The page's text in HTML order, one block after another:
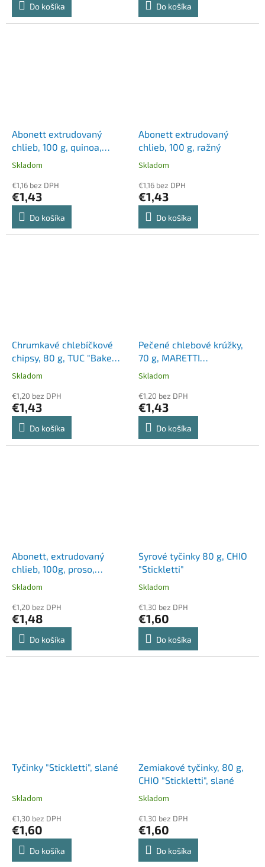
Do košíka Do košíka
Abonett extrudovaný
chlieb, 100 g, quinoa,
bezlepkový
Skladom
€1,16 bez DPH
€1,43
Do košíka
Abonett extrudovaný
chlieb, 100 g, ražný
Skladom
€1,16 bez DPH
€1,43
Do košíka
Chrumkavé chlebíčkové
chipsy, 80 g, TUC "Bake
Rolls", slané
Skladom
€1,20 bez DPH
€1,43
Do košíka
Pečené chlebové krúžky,
70 g, MARETTI
"Bruschette", s pizzovou
Skladom
€1,20 bez DPH
€1,43
Do košíka
Abonett, extrudovaný
chlieb, 100g, proso,
bezlepkový
Skladom
€1,20 bez DPH
€1,48
Do košíka
Syrové tyčinky 80 g, CHIO
"Stickletti"
Skladom
€1,30 bez DPH
€1,60
Do košíka
Tyčinky "Stickletti", slané
Skladom
€1,30 bez DPH
€1,60
Do košíka
Zemiakové tyčinky, 80 g,
CHIO "Stickletti", slané
Skladom
€1,30 bez DPH
€1,60
Do košíka